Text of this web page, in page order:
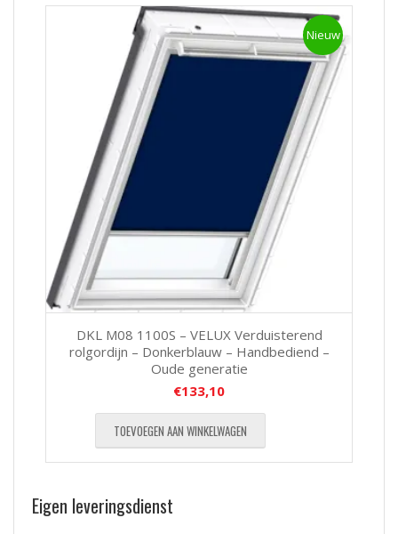
Nieuw
DKL M08 1100S – VELUX Verduisterend
rolgordijn – Donkerblauw – Handbediend –
Oude generatie
€133,10
TOEVOEGEN AAN WINKELWAGEN
Eigen leveringsdienst